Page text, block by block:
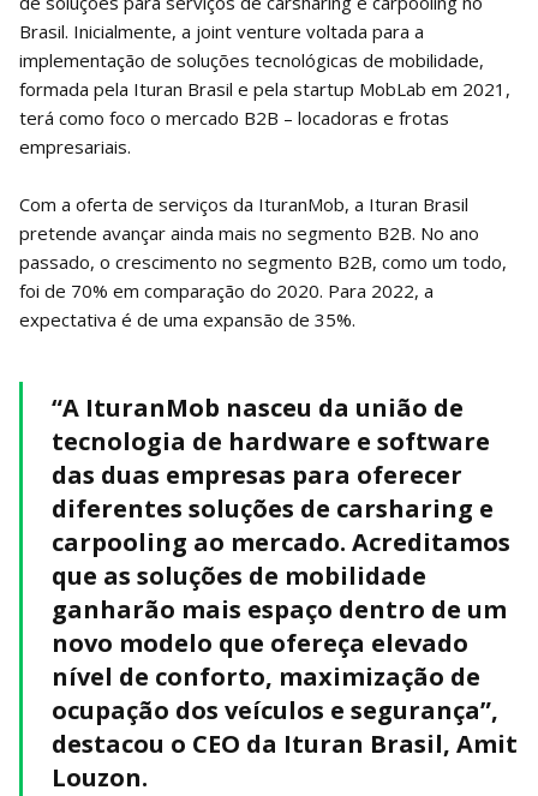
Brasil. Inicialmente, a joint venture voltada para a
implementação de soluções tecnológicas de mobilidade,
formada pela Ituran Brasil e pela startup MobLab em 2021,
terá como foco o mercado B2B – locadoras e frotas
empresariais.
Com a oferta de serviços da IturanMob, a Ituran Brasil
pretende avançar ainda mais no segmento B2B. No ano
passado, o crescimento no segmento B2B, como um todo,
foi de 70% em comparação do 2020. Para 2022, a
expectativa é de uma expansão de 35%.
“A IturanMob nasceu da união de
tecnologia de hardware e software
das duas empresas para oferecer
diferentes soluções de carsharing e
carpooling ao mercado. Acreditamos
que as soluções de mobilidade
ganharão mais espaço dentro de um
novo modelo que ofereça elevado
nível de conforto, maximização de
ocupação dos veículos e segurança”,
destacou o CEO da Ituran Brasil, Amit
Louzon.